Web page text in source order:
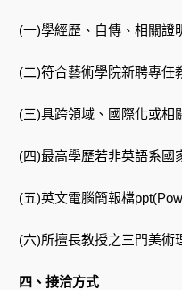
(一)學經歷、自傳、相關證
(二)符合藝術學院新聘專任
(三)具跨領域、國際化或相
(四)最高學歷若非英語系國
(五)英文電腦簡報檔
(六)所擅長教授之三門美術
四、接洽方式